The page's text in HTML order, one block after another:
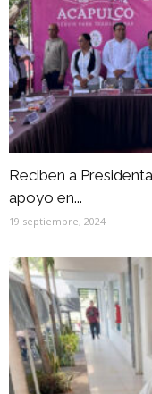
Reciben a
apoyo en...
19 septiembre, 2024